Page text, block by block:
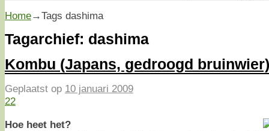
Home→Tags dashima
Tagarchief: dashima
Kombu (Japans, gedroogd bruinwier)
Geplaatst op 10 januari 2009
22
Hoe heet het?